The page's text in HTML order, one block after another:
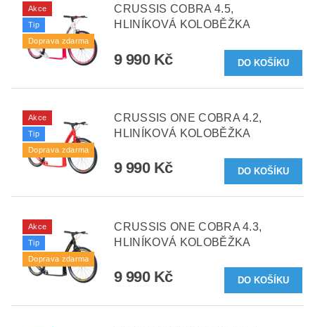
Akce
Tip
Doprava zdarma
CRUSSIS COBRA 4.5,
HLINÍKOVÁ KOLOBĚŽKA
9 990 Kč
Akce
Tip
Doprava zdarma
CRUSSIS ONE COBRA 4.2,
HLINÍKOVÁ KOLOBĚŽKA
9 990 Kč
Akce
Tip
Doprava zdarma
CRUSSIS ONE COBRA 4.3,
HLINÍKOVÁ KOLOBĚŽKA
9 990 Kč